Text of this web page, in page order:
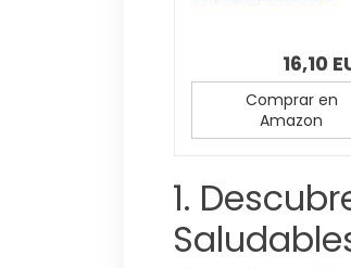
16,10
Comprar en
Amazon
1.